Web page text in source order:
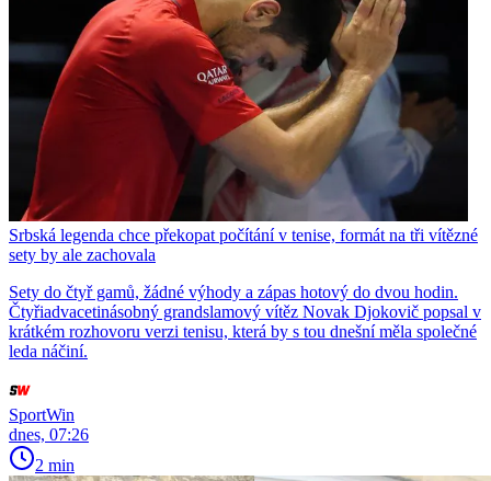
Srbská legenda chce překopat počítání v tenise, formát na tři vítězné
sety by ale zachovala
Sety do čtyř gamů, žádné výhody a zápas hotový do dvou hodin.
Čtyřiadvacetinásobný grandslamový vítěz Novak Djokovič popsal v
krátkém rozhovoru verzi tenisu, která by s tou dnešní měla společné
leda náčiní.
SportWin
dnes, 07:26
2 min